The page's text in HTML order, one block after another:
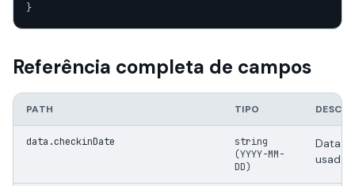
}
Referência completa de campos
PATH TIPO
data.checkinDate
string
(YYYY-MM-
DD)
Data
usada